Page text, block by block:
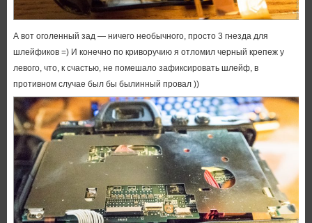
А вот оголенный зад — ничего необычного, просто 3 гнезда для
шлейфиков =) И конечно по криворучию я отломил черный крепеж у
левого, что, к счастью, не помешало зафиксировать шлейф, в
противном случае был бы былинный провал ))